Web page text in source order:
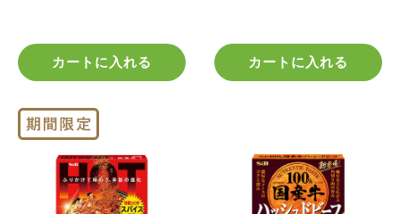
カートに入れる カートに入れる